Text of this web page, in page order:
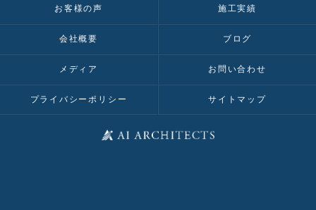
お客様の声 施工実績
会社概要 ブログ
メディア お問い合わせ
プライバシーポリシー サイトマップ